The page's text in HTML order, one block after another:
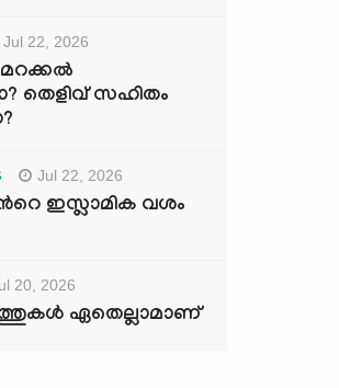
Jul 22, 2026
മറക്കൽ
തെളിവ് സഹിതം
Jul 22, 2026
ഇസ്ലാമിക വശം
20, 2026
ഏതെല്ലാമാണ്